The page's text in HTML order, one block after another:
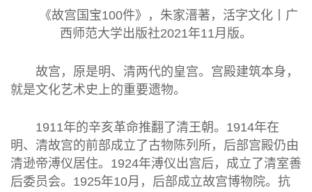
《故宫国宝100件》，朱家溍著，活字文化丨广
西师范大学出版社2021年11月版。
故宫，原是明、清两代的皇宫。宫殿建筑本身，
就是文化艺术史上的重要遗物。
1911年的辛亥革命推翻了清王朝。1914年在
明、清故宫的前部成立了古物陈列所，后部宫殿仍由
清逊帝溥仪居住。1924年溥仪出宫后，成立了清室善
后委员会。1925年10月，后部成立故宫博物院。抗